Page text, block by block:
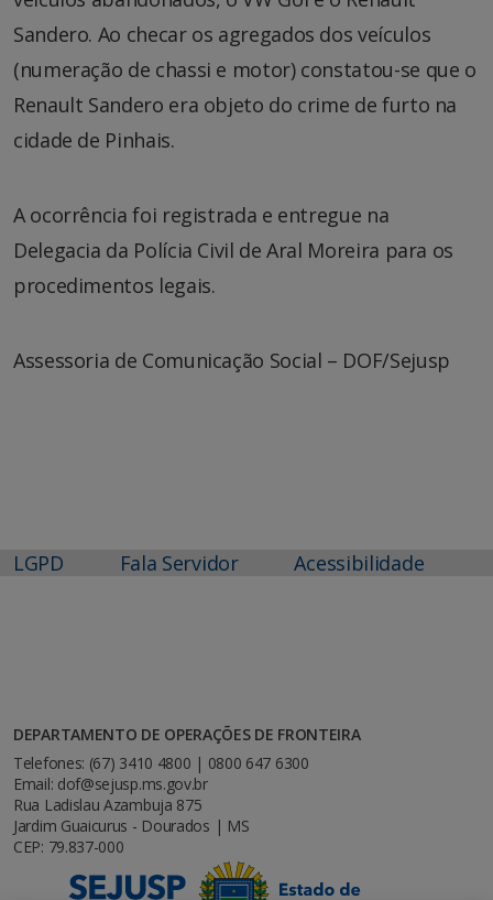
Sandero. Ao checar os agregados dos veículos
(numeração de chassi e motor) constatou-se que o
Renault Sandero era objeto do crime de furto na
cidade de Pinhais.
A ocorrência foi registrada e entregue na
Delegacia da Polícia Civil de Aral Moreira para os
procedimentos legais.
Assessoria de Comunicação Social – DOF/Sejusp
LGPD Fala Servidor Acessibilidade
DEPARTAMENTO DE OPERAÇÕES DE FRONTEIRA
Telefones: (67) 3410 4800 | 0800 647 6300
Email: dof@sejusp.ms.gov.br
Rua Ladislau Azambuja 875
Jardim Guaicurus - Dourados | MS
CEP: 79.837-000